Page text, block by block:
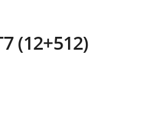
(12+512)